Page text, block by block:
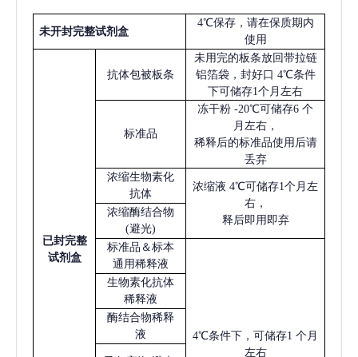
未开封完整试剂盒
4℃保存，请在保质期内
使用
已封完整
试剂盒
抗体包被板条
未用完的板条放回带拉链
铝箔袋，封好口 4℃条件
下可储存1个月左右
标准品
冻干粉 -20℃可储存6 个
月左右，
稀释后的标准品使用后请
丢弃
浓缩生物素化
抗体
浓缩液 4℃可储存1个月左
右，
释后即用即弃
浓缩酶结合物
(避光)
标准品＆标本
通用稀释液
4℃条件下，可储存1 个月
左右
生物素化抗体
稀释液
酶结合物稀释
液